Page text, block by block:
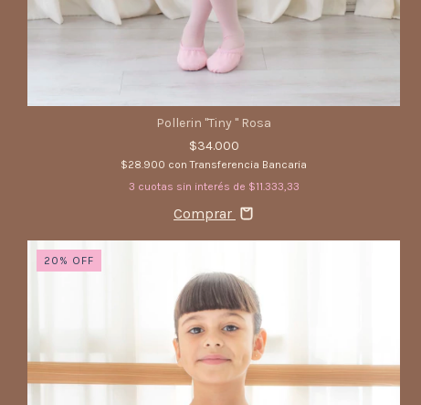
Pollerin "Tiny " Rosa
$34.000
$28.900 con Transferencia Bancaria
3 cuotas sin interés de $11.333,33
Comprar
20 % OFF